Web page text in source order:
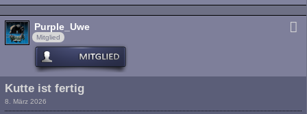
Purple_Uwe
Mitglied
Kutte ist fertig
8. März 2026